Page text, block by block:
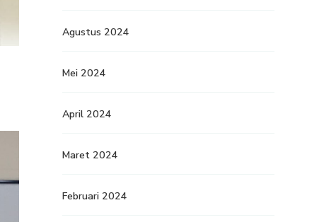
Agustus 2024
Mei 2024
April 2024
Maret 2024
Februari 2024